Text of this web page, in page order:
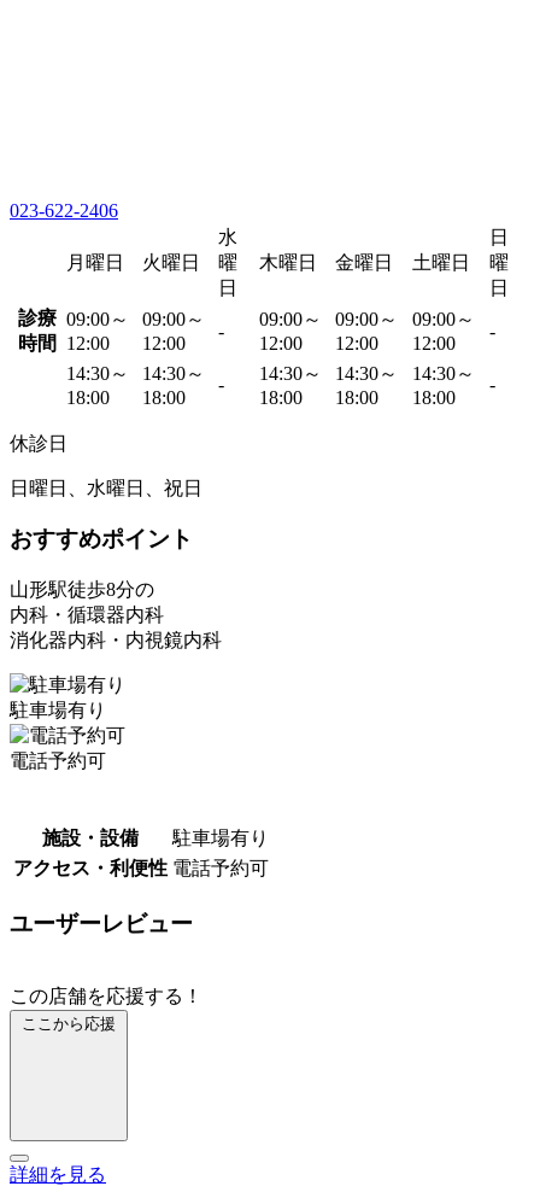
023-622-2406
月曜日 火曜日
水
曜
日
木曜日 金曜日 土曜日
日
曜
日
診療
時間
09:00～
12:00
09:00～
12:00
-
09:00～
12:00
09:00～
12:00
09:00～
12:00
-
14:30～
18:00
14:30～
18:00
-
14:30～
18:00
14:30～
18:00
14:30～
18:00
-
休診日
日曜日、水曜日、祝日
おすすめポイント
山形駅徒歩8分の
内科・循環器内科
消化器内科・内視鏡内科
駐車場有り
電話予約可
施設・設備
駐車場有り
アクセス・利便性 電話予約可
ユーザーレビュー
この店舗を応援する！
ここから応援
詳細を見る